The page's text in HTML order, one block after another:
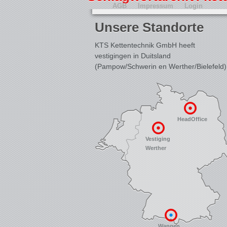
Unsere Standorte
KTS Kettentechnik GmbH heeft
vestigingen in Duitsland
(Pampow/Schwerin en Werther/
HeadOffice
Vestiging
Werther
AGB Impressum Login